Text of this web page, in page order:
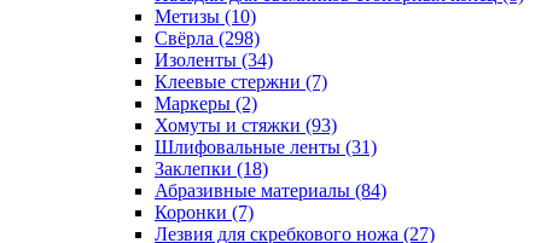
Метизы (10)
Свёрла (298)
Изоленты (34)
Клеевые стержни (7)
Маркеры (2)
Хомуты и стяжки (93)
Шлифовальные ленты (31)
Заклепки (18)
Абразивные материалы (84)
Коронки (7)
Лезвия для скребкового ножа (27)